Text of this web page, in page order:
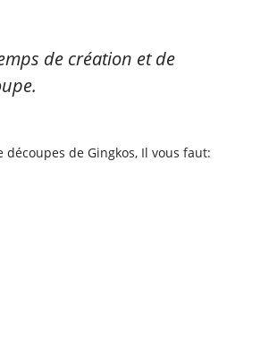
de création et de
de Gingkos, Il vous faut: